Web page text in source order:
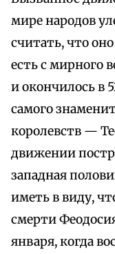
мире народов
считать, что
есть с мирного
и окончилось в
самого
королевств —
движении
западная
иметь в виду,
смерти
января, когда